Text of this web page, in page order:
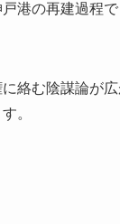
港の再建過程
絡む陰謀論が
。